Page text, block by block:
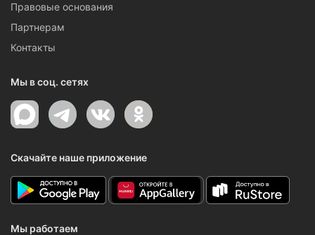
Правовые основания
Партнерам
Контакты
Мы в соц. сетях
Скачайте наше приложение
Мы работаем